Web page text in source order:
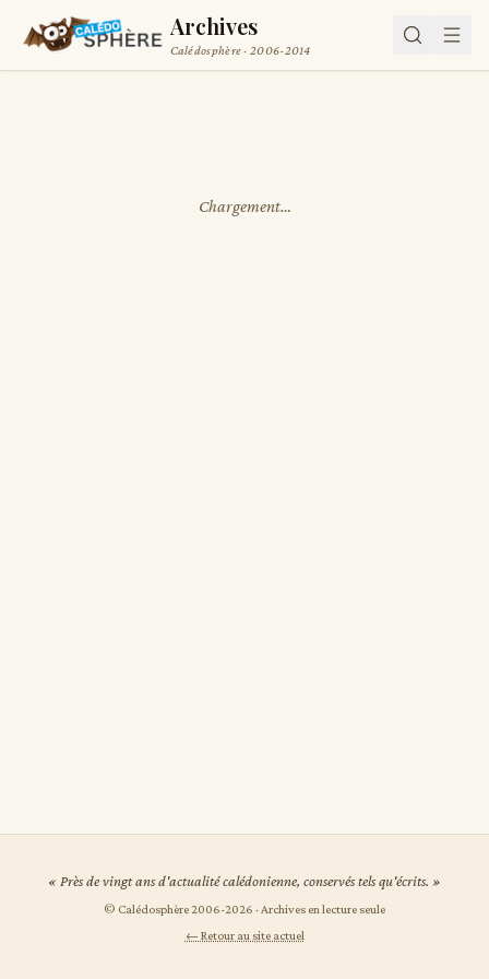
Archives
Calédosphère · 2006-2014
Chargement…
« Près de vingt ans d'actualité calédonienne, conservés tels qu'écrits. »
© Calédosphère 2006-2026 · Archives en lecture seule
← Retour au site actuel